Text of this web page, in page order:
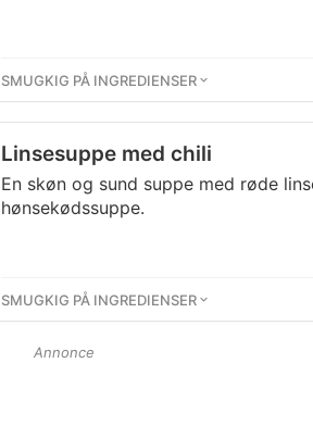
SMUGKIG PÅ INGREDIENSER
Linsesuppe med chili
En skøn og sund suppe med røde
hønsekødssuppe.
SMUGKIG PÅ INGREDIENSER
Annonce